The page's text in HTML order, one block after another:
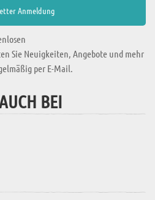
Sie Neuigkeiten, Angebote und mehr
per E-Mail.
BEI